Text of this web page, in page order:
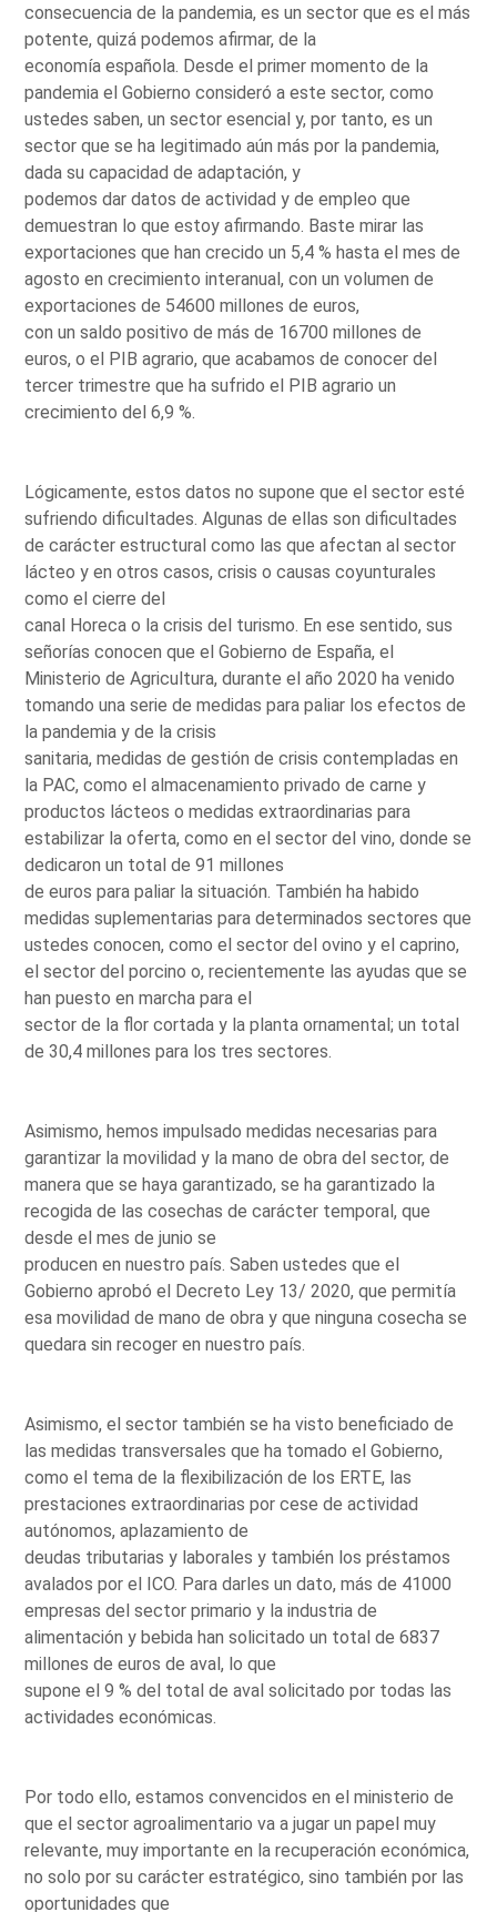
consecuencia de la pandemia, es un sector que es el más
potente, quizá podemos afirmar, de la
economía española. Desde el primer momento de la
pandemia el Gobierno consideró a este sector, como
ustedes saben, un sector esencial y, por tanto, es un
sector que se ha legitimado aún más por la pandemia,
dada su capacidad de adaptación, y
podemos dar datos de actividad y de empleo que
demuestran lo que estoy afirmando. Baste mirar las
exportaciones que han crecido un 5,4 % hasta el mes de
agosto en crecimiento interanual, con un volumen de
exportaciones de 54600 millones de euros,
con un saldo positivo de más de 16700 millones de
euros, o el PIB agrario, que acabamos de conocer del
tercer trimestre que ha sufrido el PIB agrario un
crecimiento del 6,9 %.
Lógicamente, estos datos no supone que el sector esté
sufriendo dificultades. Algunas de ellas son dificultades
de carácter estructural como las que afectan al sector
lácteo y en otros casos, crisis o causas coyunturales
como el cierre del
canal Horeca o la crisis del turismo. En ese sentido, sus
señorías conocen que el Gobierno de España, el
Ministerio de Agricultura, durante el año 2020 ha venido
tomando una serie de medidas para paliar los efectos de
la pandemia y de la crisis
sanitaria, medidas de gestión de crisis contempladas en
la PAC, como el almacenamiento privado de carne y
productos lácteos o medidas extraordinarias para
estabilizar la oferta, como en el sector del vino, donde se
dedicaron un total de 91 millones
de euros para paliar la situación. También ha habido
medidas suplementarias para determinados sectores que
ustedes conocen, como el sector del ovino y el caprino,
el sector del porcino o, recientemente las ayudas que se
han puesto en marcha para el
sector de la flor cortada y la planta ornamental; un total
de 30,4 millones para los tres sectores.
Asimismo, hemos impulsado medidas necesarias para
garantizar la movilidad y la mano de obra del sector, de
manera que se haya garantizado, se ha garantizado la
recogida de las cosechas de carácter temporal, que
desde el mes de junio se
producen en nuestro país. Saben ustedes que el
Gobierno aprobó el Decreto Ley 13/ 2020, que permitía
esa movilidad de mano de obra y que ninguna cosecha se
quedara sin recoger en nuestro país.
Asimismo, el sector también se ha visto beneficiado de
las medidas transversales que ha tomado el Gobierno,
como el tema de la flexibilización de los ERTE, las
prestaciones extraordinarias por cese de actividad
autónomos, aplazamiento de
deudas tributarias y laborales y también los préstamos
avalados por el ICO. Para darles un dato, más de 41000
empresas del sector primario y la industria de
alimentación y bebida han solicitado un total de 6837
millones de euros de aval, lo que
supone el 9 % del total de aval solicitado por todas las
actividades económicas.
Por todo ello, estamos convencidos en el ministerio de
que el sector agroalimentario va a jugar un papel muy
relevante, muy importante en la recuperación económica,
no solo por su carácter estratégico, sino también por las
oportunidades que